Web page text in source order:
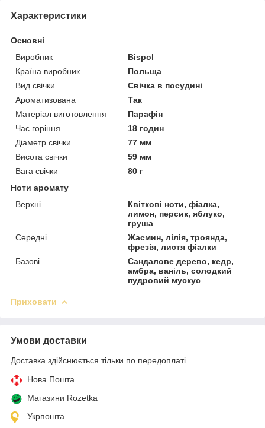
Характеристики
Основні
Виробник
Bispol
Країна виробник
Польща
Вид свічки
Свічка в посудині
Ароматизована
Так
Матеріал виготовлення
Парафін
Час горіння
18 годин
Діаметр свічки
77 мм
Висота свічки
59 мм
Вага свічки
80 г
Ноти аромату
Верхні
Квіткові ноти, фіалка,
лимон, персик, яблуко,
груша
Середні
Жасмин, лілія, троянда,
фрезія, листя фіалки
Базові
Сандалове дерево, кедр,
амбра, ваніль, солодкий
пудровий мускус
Приховати
Умови доставки
Доставка здійснюється тільки по передоплаті.
Нова Пошта
Магазини Rozetka
Укрпошта